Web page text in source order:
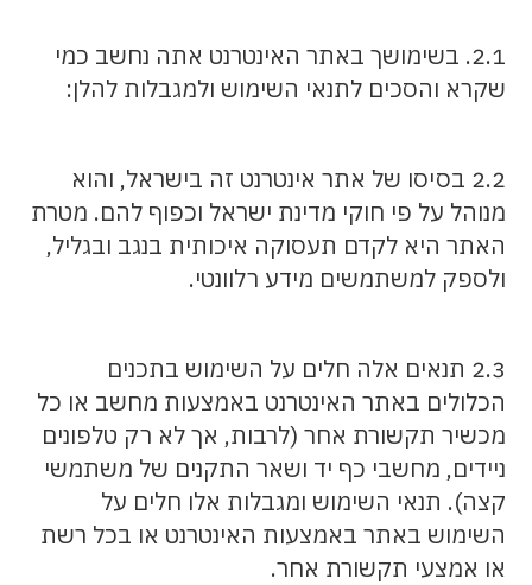
2.1. בשימושך באתר האינטרנט אתה נחשב כמי
שקרא והסכים לתנאי השימוש ולמגבלות להלן:
2.2 בסיסו של אתר אינטרנט זה בישראל, והוא
מנוהל על פי חוקי מדינת ישראל וכפוף להם. מטרת
האתר היא לקדם תעסוקה איכותית בנגב ובגליל,
ולספק למשתמשים מידע רלוונטי.
2.3 תנאים אלה חלים על השימוש בתכנים
הכלולים באתר האינטרנט באמצעות מחשב או כל
מכשיר תקשורת אחר (לרבות, אך לא רק טלפונים
ניידים, מחשבי כף יד ושאר התקנים של משתמשי
קצה). תנאי השימוש ומגבלות אלו חלים על
השימוש באתר באמצעות האינטרנט או בכל רשת
או אמצעי תקשורת אחר.